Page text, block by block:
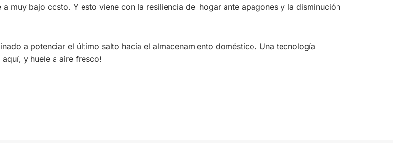
muy bajo costo. Y esto viene con la resiliencia del hogar ante apagones y la disminución
a potenciar el último salto hacia el almacenamiento doméstico. Una tecnología
aquí, y huele a aire fresco!